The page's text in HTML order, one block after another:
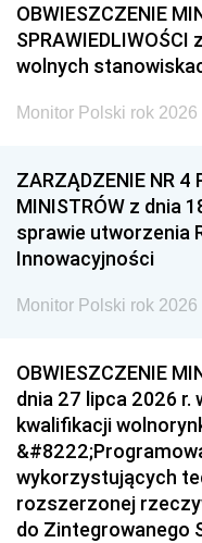
OBWIESZCZENIE
wolnych
Monitor Polski rok 2026
ZARZĄDZENIE NR 4
MINISTRÓW z dnia
sprawie utworzenia
Innowacyjności
Monitor Polski rok 2026
OBWIESZCZENIE
dnia 27 lipca 2026 r.
kwalifikacji
wykorzystujących
rozszerzonej
do Zintegrowanego